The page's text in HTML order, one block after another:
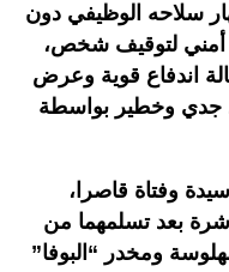
سلاحه الوظيفي دون
أمني لتوقيف شخص،
كان في حالة اندفاع قوية وعرض
جدي وخطير بواسطة
وفتاة قاصرا،
19 و16 سنة، مباشرة بعد تسلمهما من
ومخدر “البوفا”